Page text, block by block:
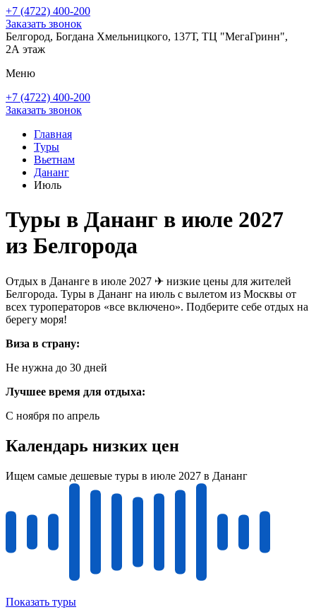
+7 (4722) 400-200
Заказать звонок
Белгород, Богдана Хмельницкого, 137Т, ТЦ "МегаГринн",
2А этаж
Меню
+7 (4722) 400-200
Заказать звонок
Главная
Туры
Вьетнам
Дананг
Июль
Туры в Дананг в июле 2027
из Белгорода
Отдых в Дананге в июле 2027 ✈ низкие цены для жителей
Белгорода. Туры в Дананг на июль с вылетом из Москвы от
всех туроператоров «все включено». Подберите себе отдых на
берегу моря!
Виза в страну:
Не нужна до 30 дней
Лучшее время для отдыха:
С ноября по апрель
Календарь низких цен
Ищем самые дешевые туры в июле 2027 в Дананг
Показать туры